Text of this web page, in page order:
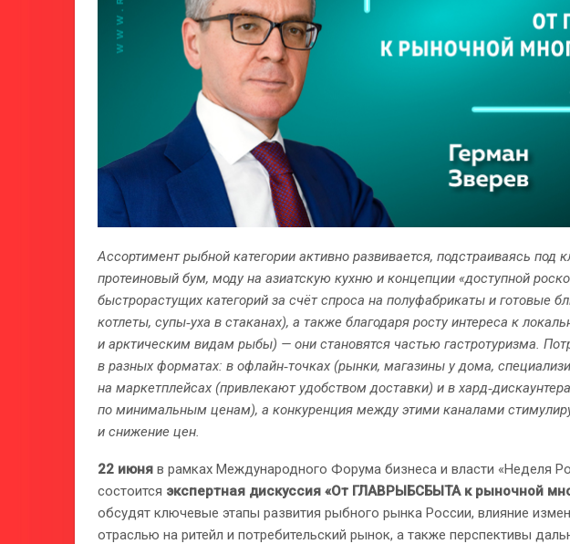
Ассортимент рыбной категории активно развивается, подстраиваясь
протеиновый бум, моду на азиатскую кухню и концепции «доступной
быстрорастущих категорий за счёт спроса на полуфабрикаты и готовые
котлеты, супы‑уха в стаканах), а также благодаря росту интереса к
и арктическим видам рыбы) — они становятся частью гастротуризма.
в разных форматах: в офлайн‑точках (рынки, магазины у дома,
на маркетплейсах (привлекают удобством доставки) и в
по минимальным ценам), а конкуренция между этими каналами
и снижение цен.
22 июня в рамках Международного Форума бизнеса и власти «Неделя
состоится экспертная дискуссия «От ГЛАВРЫБСБЫТА к рыночной
обсудят ключевые этапы развития рыбного рынка России, влияние
отраслью на ритейл и потребительский рынок, а также перспективы